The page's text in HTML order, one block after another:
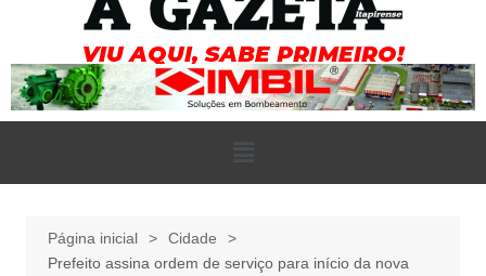
Página inicial
Cidade
Prefeito assina ordem de serviço para início da nova